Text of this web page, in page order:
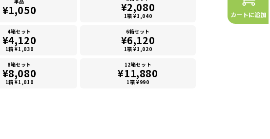
¥1,050 ¥2,080
1箱 ¥1,040
4箱セット
¥4,120
1箱 ¥1,030
6箱セット
¥6,120
1箱 ¥1,020
8箱セット
¥8,080
1箱 ¥1,010
12箱セット
¥11,880
1箱 ¥990